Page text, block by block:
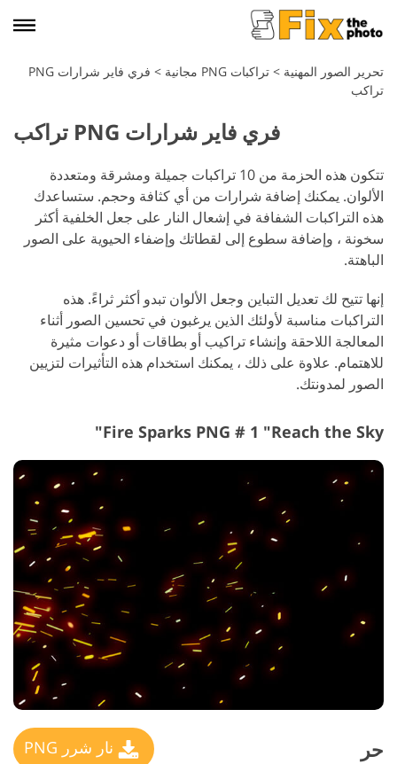
تحرير الصور المهنية > تراكبات PNG مجانية >
فري فاير شرارات PNG
تراكب
فري فاير شرارات PNG تراكب
تتكون هذه الحزمة من 10 تراكبات جميلة ومشرقة ومتعددة
الألوان. يمكنك إضافة شرارات من أي كثافة وحجم. ستساعدك
هذه التراكبات الشفافة في إشعال النار على جعل الخلفية أكثر
سخونة ، وإضافة سطوع إلى لقطاتك وإضفاء الحيوية على الصور
الباهتة.
إنها تتيح لك تعديل التباين وجعل الألوان تبدو أكثر ثراءً. هذه
التراكبات مناسبة لأولئك الذين يرغبون في تحسين الصور أثناء
المعالجة اللاحقة وإنشاء تراكيب أو بطاقات أو دعوات مثيرة
للاهتمام. علاوة على ذلك ، يمكنك استخدام هذه التأثيرات لتزيين
الصور لمدونتك.
Fire Sparks PNG # 1 "Reach the Sky"
حر نار شرر PNG